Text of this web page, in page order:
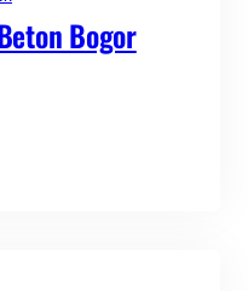
Bogor